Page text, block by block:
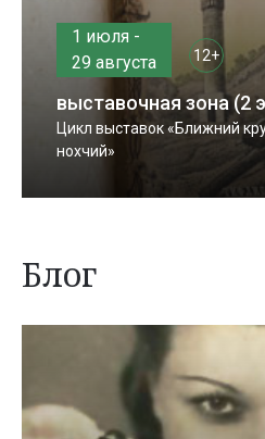
1 июля -
29 августа
12+
выставочная зона (2
Цикл выставок «Ближний
нохчий»
Блог